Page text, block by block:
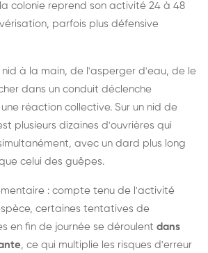
colonie reprend son activité 24 à 48
parfois plus défensive
nid à la main, de l'asperger d'eau, de le
dans un conduit déclenche
réaction collective. Sur un nid de
plusieurs dizaines d'ouvrières qui
avec un dard plus long
celui des guêpes.
: compte tenu de l'activité
certaines tentatives de
en fin de journée se déroulent dans
, ce qui multiplie les risques d'erreur